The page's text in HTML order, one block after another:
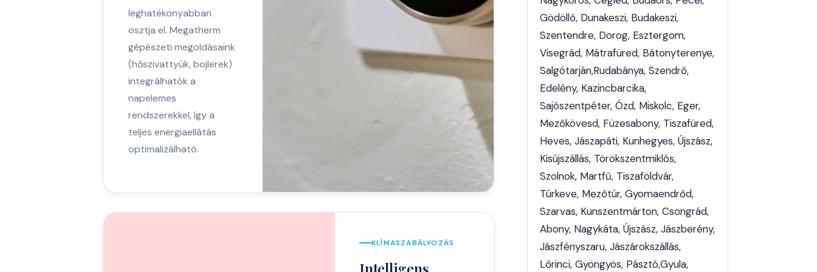
leghatékonyabban
osztja el. Megatherm
gépészeti megoldásaink
(hőszivattyúk, bojlerek)
integrálhatók a
napelemes
rendszerekkel, így a
teljes energiaellátás
optimalizálható.
KLÍMASZABÁLYOZÁS
Gödöllő, Dunakeszi, Budakeszi,
Szentendre, Dorog, Esztergom,
Visegrád, Mátrafüred, Bátonyterenye,
Salgótarján,Rudabánya, Szendrő,
Edelény, Kazincbarcika,
Sajószentpéter, Ózd, Miskolc, Eger,
Mezőkövesd, Füzesabony, Tiszafüred,
Heves, Jászapáti, Kunhegyes, Újszász,
Kisújszállás, Törökszentmiklós,
Szolnok, Martfű, Tiszaföldvár,
Túrkeve, Mezőtúr, Gyomaendrőd,
Szarvas, Kunszentmárton, Csongrád,
Abony, Nagykáta, Újszász, Jászberény,
Jászfényszaru, Jászárokszállás,
Lőrinci, Gyöngyös, Pásztó,Gyula,